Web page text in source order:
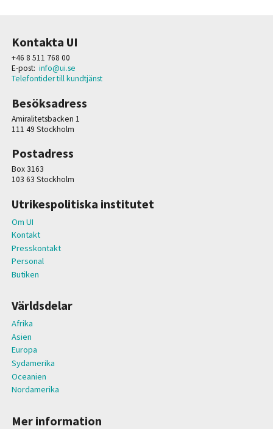
Kontakta UI
+46 8 511 768 00
E-post: info@ui.se
Telefontider till kundtjänst
Besöksadress
Amiralitetsbacken 1
111 49 Stockholm
Postadress
Box 3163
103 63 Stockholm
Utrikespolitiska institutet
Om UI
Kontakt
Presskontakt
Personal
Butiken
Världsdelar
Afrika
Asien
Europa
Sydamerika
Oceanien
Nordamerika
Mer information